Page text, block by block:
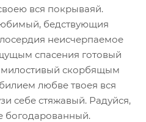
вся покрываяй.
бедствующия
неисчерпаемое
спасения готовый
скорбящым
любве твоея вся
себе стяжавый. Радуйся,
богодарованный.